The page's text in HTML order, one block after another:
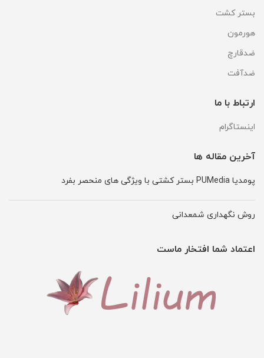
بستر کشت
هورمون
ضدقارچ
ضدآفت
ارتباط با ما
اینستاگرام
آخرین مقاله ها
پومدیا PUMedia بستر کشتی با ویژگی های منحصر بفرد
روش نگهداری شمعدانی
اعتماد شما افتخار ماست